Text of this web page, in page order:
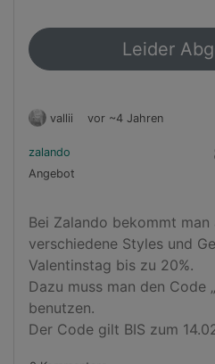
Leider
vallii vor ~4 Jahren
zalando
Angebot
Bei Zalando bekommt
verschiedene Styles und
Valentinstag bis zu 20%.
Dazu muss man den Code
benutzen.
Der Code gilt BIS zum